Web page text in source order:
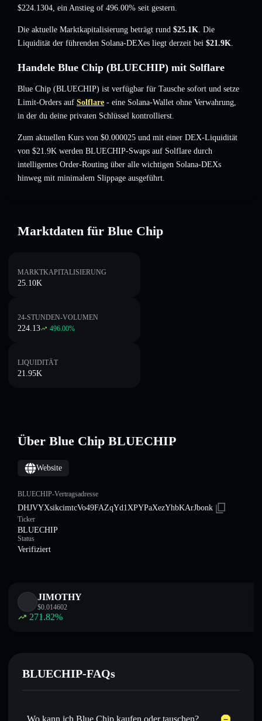
$224.1304, ein Anstieg of 496.00% seit gestern.
Die aktuelle Marktkapitalisierung beträgt rund $25.1K. Die
Liquidität der führenden Solana-DEXes liegt derzeit bei $21.9K.
Handele Blue Chip (BLUECHIP) mit Solflare
Blue Chip (BLUECHIP) ist verfügbar für Tausche sofort und setze
Limit-Orders auf Solflare - eine Solana-Wallet ohne Verwahrung,
in der du deine privaten Schlüssel kontrollierst.
Zum aktuellen Kurs von $0.000025 und mit einer DEX-Liquidität
von $21.9K werden BLUECHIP-Swaps auf Solflare durch
intelligentes Order-Routing über alle wichtigen Solana-DEXs
hinweg mit minimalem Slippage ausgeführt.
Marktdaten für Blue Chip
MARKTKAPITALISIERUNG
25.10K
24-STUNDEN-VOLUMEN
224.13 496.00%
LIQUIDITÄT
21.95K
Über Blue Chip BLUECHIP
Website
BLUECHIP-Vertragsadresse
DHJVYXsikcimtcVo49FAZqYd1XPYPaXezYhbKArJbonk
Ticker
BLUECHIP
Status
Verifiziert
JIMOTHY
$0.014602
271.82%
BLUECHIP-FAQs
Wo kann ich Blue Chip kaufen oder tauschen?